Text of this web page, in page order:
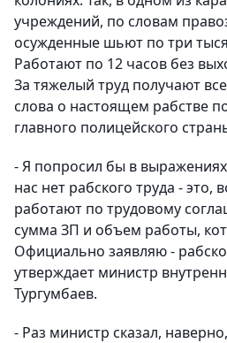
учреждений, по словам
осужденные шьют по три
Работают по 12 часов без
За тяжелый труд получают
слова о настоящем рабстве
главного полицейского
- Я попросил бы в
нас нет рабского труда - это,
работают по трудовому
сумма ЗП и объем работы,
Официально заявляю -
утверждает министр
Тургумбаев.
- Раз министр сказал,